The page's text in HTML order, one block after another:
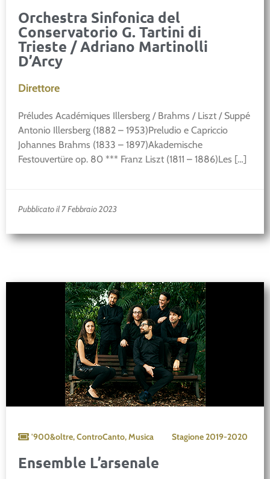
Orchestra Sinfonica del
Conservatorio G. Tartini di
Trieste / Adriano Martinolli
D’Arcy
Direttore
Préludes Académiques Illersberg / Brahms / Liszt / Suppé
Antonio Illersberg (1882 – 1953)Preludio e Capriccio
Johannes Brahms (1833 – 1897)Akademische
Festouvertüre op. 80 *** Franz Liszt (1811 – 1886)Les […]
Pubblicato il 7 Febbraio 2023
'900&oltre,ControCanto,Musica Stagione2019-2020
Ensemble L’arsenale